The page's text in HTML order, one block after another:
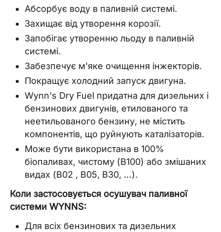
Абсорбує воду в паливній системі.
Захищає від утворення корозії.
Запобігає утворенню льоду в паливній
системі.
Забезпечує м'яке очищення інжекторів.
Покращує холодний запуск двигуна.
Wynn's Dry Fuel придатна для дизельних і
бензинових двигунів, етилованого та
неетильованого бензину, не містить
компонентів, що руйнують каталізаторів.
Може бути використана в 100%
біопаливах, чистому (B100) або змішаних
видах (B02 , B05, B30, …).
Коли застосовується осушувач паливної
системи WYNNS:
Для всіх бензинових та дизельних